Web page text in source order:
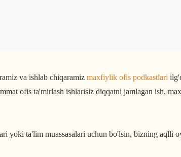
va ishlab chiqaramiz maxfiylik ofis podkastlari
ofis ta'mirlash ishlarisiz diqqatni jamlagan ish,
yoki ta'lim muassasalari uchun bo'lsin, bizning